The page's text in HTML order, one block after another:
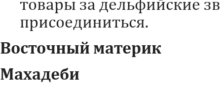
присоединиться.
Восточный материк
Махадеби